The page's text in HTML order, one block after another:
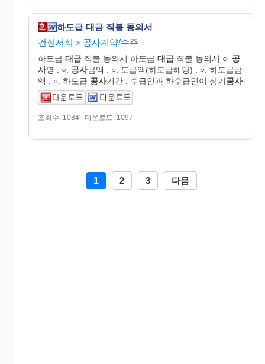
하도급 대금 직불 동의서
건설서식 > 공사계약/수주
하도급 대금 직불 동의서 하도급 대금 직불 동의서 ○. 공
사명 : ○. 공사금액 : ○. 도급액(하도급해당) : ○. 하도급금
액 : ○. 하도급 공사기간 : 수급인과 하수급인이 상기공사
조회수: 1084 | 다운로드: 1097
1 2 3 다음